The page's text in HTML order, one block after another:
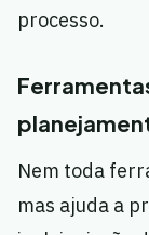
processo.
Nem toda
mas ajuda a